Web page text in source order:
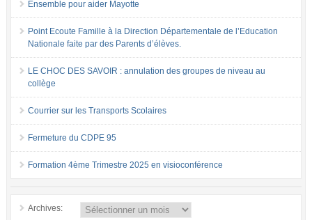
Ensemble pour aider Mayotte
Point Ecoute Famille à la Direction Départementale de l’Education
Nationale faite par des Parents d’élèves.
LE CHOC DES SAVOIR : annulation des groupes de niveau au
collège
Courrier sur les Transports Scolaires
Fermeture du CDPE 95
Formation 4ème Trimestre 2025 en visioconférence
Archives: